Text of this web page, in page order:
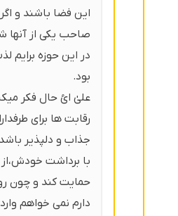
این فضا باشند و
صاحب یکی از آنها
در این حوزه
بود.
علیٰ ایُ حال فکر
رقابت ها برای
جذاب و دلپذیر
با برداشت
حمایت کند و
دارم نمی خواهم